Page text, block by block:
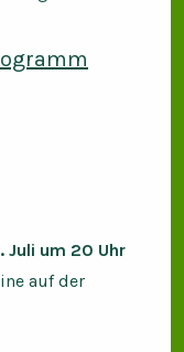
Juli um 20 Uhr
auf der